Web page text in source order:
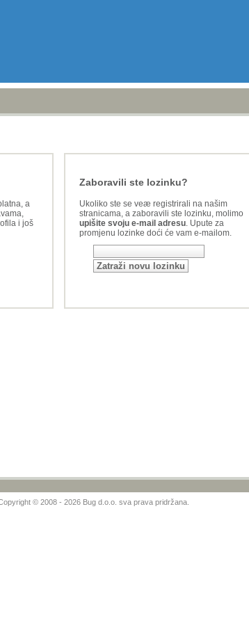
a
i još
Zaboravili ste lozinku?
Ukoliko ste se veæ registrirali na našim
stranicama, a zaboravili ste lozinku, molimo
upišite svoju e-mail adresu. Upute za
promjenu lozinke doći će vam e-mailom.
© 2008 - 2026 Bug d.o.o. sva prava pridržana.